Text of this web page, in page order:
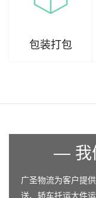
包装打包
— 我
广圣物流为客户提
送、轿车托运大件